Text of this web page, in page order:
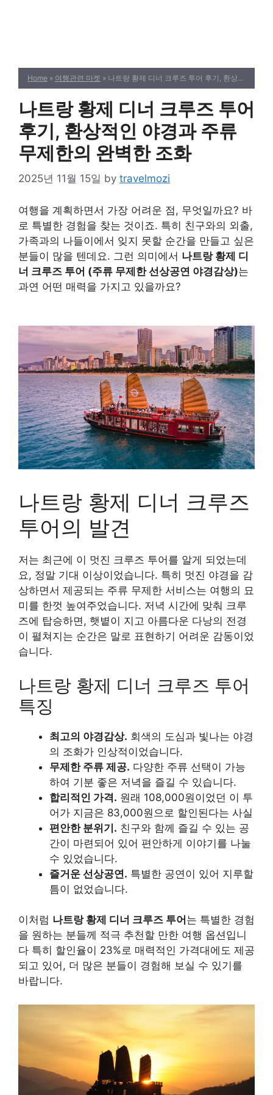
Home » 여행관련 마켓 » 나트랑 황제 디너 크루즈 투어 후기, 환상적인 야경과 주류 무제한의 완벽한 조화
나트랑 황제 디너 크루즈 투어
후기, 환상적인 야경과 주류
무제한의 완벽한 조화
2025년 11월 15일 by travelmozi
여행을 계획하면서 가장 어려운 점, 무엇일까요? 바
로 특별한 경험을 찾는 것이죠. 특히 친구와의 외출,
가족과의 나들이에서 잊지 못할 순간을 만들고 싶은
분들이 많을 텐데요. 그런 의미에서 나트랑 황제 디
너 크루즈 투어 (주류 무제한 선상공연 야경감상)는
과연 어떤 매력을 가지고 있을까요?
나트랑 황제 디너 크루즈
투어의 발견
저는 최근에 이 멋진 크루즈 투어를 알게 되었는데
요, 정말 기대 이상이었습니다. 특히 멋진 야경을 감
상하면서 제공되는 주류 무제한 서비스는 여행의 묘
미를 한껏 높여주었습니다. 저녁 시간에 맞춰 크루
즈에 탑승하면, 햇볕이 지고 아름다운 다낭의 전경
이 펼쳐지는 순간은 말로 표현하기 어려운 감동이었
습니다.
나트랑 황제 디너 크루즈 투어
특징
최고의 야경감상. 회색의 도심과 빛나는 야경
의 조화가 인상적이었습니다.
무제한 주류 제공. 다양한 주류 선택이 가능
하여 기분 좋은 저녁을 즐길 수 있습니다.
합리적인 가격. 원래 108,000원이었던 이 투
어가 지금은 83,000원으로 할인된다는 사실
편안한 분위기. 친구와 함께 즐길 수 있는 공
간이 마련되어 있어 편안하게 이야기를 나눌
수 있었습니다.
즐거운 선상공연. 특별한 공연이 있어 지루할
틈이 없었습니다.
이처럼 나트랑 황제 디너 크루즈 투어 는 특별한 경험
을 원하는 분들께 적극 추천할 만한 여행 옵션입니
다 특히 할인율이 23%로 매력적인 가격대에도 제공
되고 있어, 더 많은 분들이 경험해 보실 수 있기를
바랍니다.